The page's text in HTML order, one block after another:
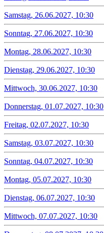
Samstag, 26.06.2027, 10:30
Sonntag, 27.06.2027, 10:30
Montag, 28.06.2027, 10:30
Dienstag, 29.06.2027, 10:30
Mittwoch, 30.06.2027, 10:30
Donnerstag, 01.07.2027, 10:30
Freitag, 02.07.2027, 10:30
Samstag, 03.07.2027, 10:30
Sonntag, 04.07.2027, 10:30
Montag, 05.07.2027, 10:30
Dienstag, 06.07.2027, 10:30
Mittwoch, 07.07.2027, 10:30